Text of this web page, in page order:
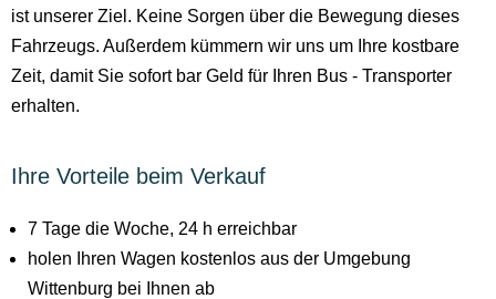
ist unserer Ziel. Keine Sorgen über die Bewegung dieses
Fahrzeugs. Außerdem kümmern wir uns um Ihre kostbare
Zeit, damit Sie sofort bar Geld für Ihren Bus - Transporter
erhalten.
Ihre Vorteile beim Verkauf
7 Tage die Woche, 24 h erreichbar
holen Ihren Wagen kostenlos aus der Umgebung
Wittenburg bei Ihnen ab